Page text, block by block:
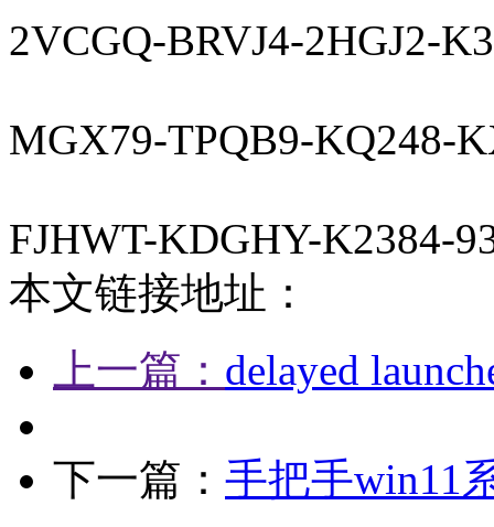
2VCGQ-BRVJ4-2HGJ2-
MGX79-TPQB9-KQ248-
FJHWT-KDGHY-K2384-
本文链接地址：
上一篇： delayed
下一篇： 手把手win11